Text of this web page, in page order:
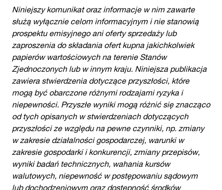
Niniejszy komunikat oraz informacje w nim zawarte
służą wyłącznie celom informacyjnym i nie stanowią
prospektu emisyjnego ani oferty sprzedaży lub
zaproszenia do składania ofert kupna jakichkolwiek
papierów wartościowych na terenie Stanów
Zjednoczonych lub w innym kraju. Niniejsza publikacja
zawiera stwierdzenia dotyczące przyszłości, które
mogą być obarczone różnymi rodzajami ryzyka i
niepewności. Przyszłe wyniki mogą różnić się znacząco
od tych opisanych w stwierdzeniach dotyczących
przyszłości ze względu na pewne czynniki, np. zmiany
w zakresie działalności gospodarczej, warunki w
zakresie gospodarki i konkurencji, zmiany przepisów,
wyniki badań technicznych, wahania kursów
walutowych, niepewność w postępowaniu sądowym
lub dochodzeniowym oraz dostępność środków